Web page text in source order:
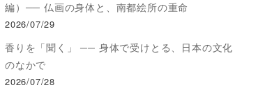
編）── 仏画の身体と、南都絵所の重命
2026/07/29
香りを「聞く」 ── 身体で受けとる、日本の文化
のなかで
2026/07/28